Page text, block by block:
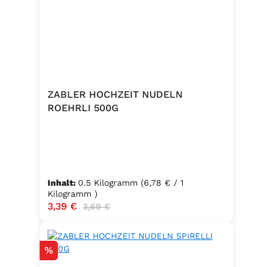
ZABLER HOCHZEIT NUDELN
ROEHRLI 500G
Inhalt: 0.5 Kilogramm (6,78 € / 1
Kilogramm )
Verkaufspreis:
3,39 € Regulärer Preis:
3,69 €
Rabatt
%